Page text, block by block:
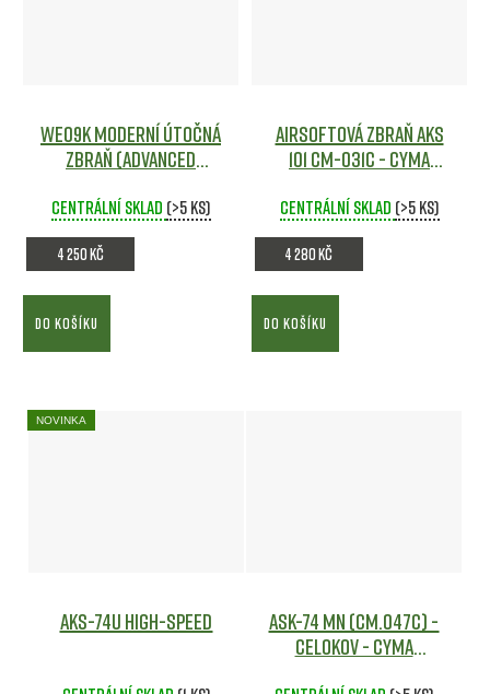
WE09K moderní útočná
zbraň (Advanced
Airsoft
Centrální sklad (>5 ks)
4 250 Kč
DO KOŠÍKU
Airsoftová zbraň AKS
101 CM-031C - CYMA
Centrální sklad (>5 ks)
4 280 Kč
DO KOŠÍKU
NOVINKA
AKS-74U HIGH-SPEED
ASK-74 MN (CM.047C) -
celokov - CYMA